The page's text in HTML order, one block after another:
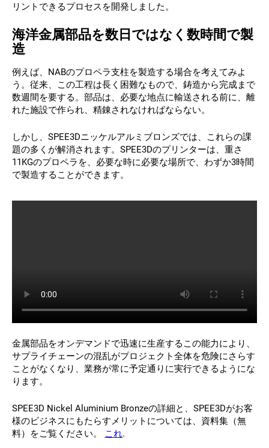
リントできるプロセスを開発しました。
海洋金属部品を数日ではなく数時間で製
造
例えば、NABのプロペラ支柱を製造する場合を考えてみよ
う。従来、この工程は長く困難なもので、鋳造から完成まで
数週間を要する。部品は、必要な地点に輸送される前に、離
れた施設で作られ、精錬されなければならない。
しかし、SPEE3Dニッケルアルミブロンズでは、これらの課
題の多くが解消されます。SPEE3Dのプリンターは、重さ
11KGのプロペラを、必要な時に必要な場所で、わずか3時間
で製造することができます。
金属部品をオンデマンドで迅速に生産するこの能力により、
サプライチェーンの混乱がプロジェクト全体を危険にさらす
ことがなくなり、業務が常に予定通りに実行できるようにな
ります。
SPEE3D Nickel Aluminium Bronzeの詳細と、SPEE3Dがお客
様のビジネスにもたらすメリットについては、資料集（無
料）をご覧ください。
これ.